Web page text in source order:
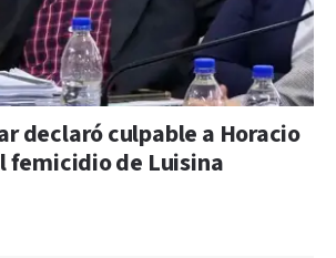
declaró culpable a Horacio
femicidio de Luisina